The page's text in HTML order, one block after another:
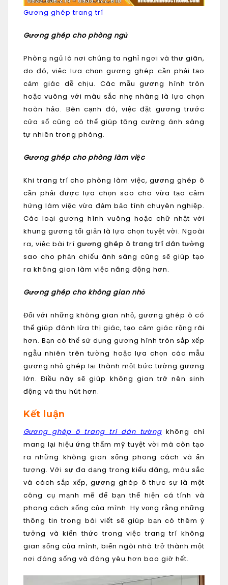
Gương ghép trang trí
Gương ghép cho phòng ngủ
Phòng ngủ là nơi chúng ta nghỉ ngơi và thư giãn,
do đó, việc lựa chọn gương ghép cần phải tạo
cảm giác dễ chịu. Các mẫu gương hình tròn
hoặc vuông với màu sắc nhẹ nhàng là lựa chọn
hoàn hảo. Bên cạnh đó, việc đặt gương trước
cửa sổ cũng có thể giúp tăng cường ánh sáng
tự nhiên trong phòng.
Gương ghép cho phòng làm việc
Khi trang trí cho phòng làm việc, gương ghép ô
cần phải được lựa chọn sao cho vừa tạo cảm
hứng làm việc vừa đảm bảo tính chuyên nghiệp.
Các loại gương hình vuông hoặc chữ nhật với
khung gương tối giản là lựa chọn tuyệt vời. Ngoài
ra, việc bài trí gương ghép ô trang trí dán tường
sao cho phản chiếu ánh sáng cũng sẽ giúp tạo
ra không gian làm việc năng động hơn.
Gương ghép cho không gian nhỏ
Đối với những không gian nhỏ, gương ghép ô có
thể giúp đánh lừa thị giác, tạo cảm giác rộng rãi
hơn. Bạn có thể sử dụng gương hình tròn sắp xếp
ngẫu nhiên trên tường hoặc lựa chọn các mẫu
gương nhỏ ghép lại thành một bức tường gương
lớn. Điều này sẽ giúp không gian trở nên sinh
động và thu hút hơn.
Kết luận
Gương ghép ô trang trí dán tường không chỉ
mang lại hiệu ứng thẩm mỹ tuyệt vời mà còn tạo
ra những không gian sống phong cách và ấn
tượng. Với sự đa dạng trong kiểu dáng, màu sắc
và cách sắp xếp, gương ghép ô thực sự là một
công cụ mạnh mẽ để bạn thể hiện cá tính và
phong cách sống của mình. Hy vọng rằng những
thông tin trong bài viết sẽ giúp bạn có thêm ý
tưởng và kiến thức trong việc trang trí không
gian sống của mình, biến ngôi nhà trở thành một
nơi đáng sống và đáng yêu hơn bao giờ hết.